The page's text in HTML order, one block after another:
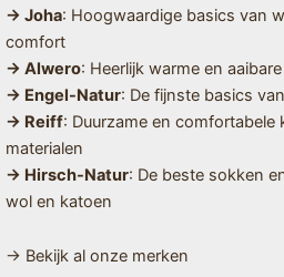
→ Joha: Hoogwaardige basics van
comfort
→ Alwero: Heerlijk warme en
→ Engel-Natur: De fijnste basics
→ Reiff: Duurzame en comfortabele
materialen
→ Hirsch-Natur: De beste sokken
wol en katoen
→ Bekijk al onze merken